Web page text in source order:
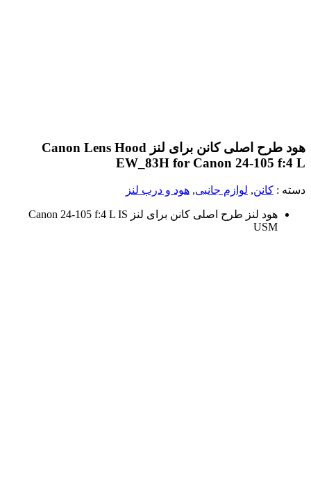
هود طرح اصلی کانن برای لنز Canon Lens Hood
EW_83H for Canon 24-105 f:4 L
دسته : کانن, لوازم جانبی, هود و درب لنز
هود لنز طرح اصلی کانن برای لنز Canon 24-105 f:4 L IS
USM